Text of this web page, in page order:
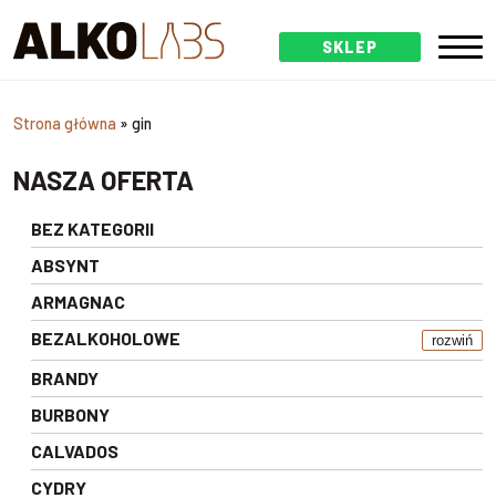
SKLEP
Strona główna » gin
NASZA OFERTA
BEZ KATEGORII
ABSYNT
ARMAGNAC
BEZALKOHOLOWE
rozwiń
BRANDY
BURBONY
CALVADOS
CYDRY